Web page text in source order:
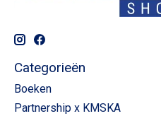
Categorieën
Boeken
Partnership x KMSKA